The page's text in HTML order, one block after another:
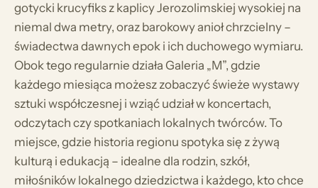
gotycki krucyfiks z kaplicy Jerozolimskiej wysokiej na
niemal dwa metry, oraz barokowy anioł chrzcielny –
świadectwa dawnych epok i ich duchowego wymiaru.
Obok tego regularnie działa Galeria „M”, gdzie
każdego miesiąca możesz zobaczyć świeże wystawy
sztuki współczesnej i wziąć udział w koncertach,
odczytach czy spotkaniach lokalnych twórców. To
miejsce, gdzie historia regionu spotyka się z żywą
kulturą i edukacją – idealne dla rodzin, szkół,
miłośników lokalnego dziedzictwa i każdego, kto chce